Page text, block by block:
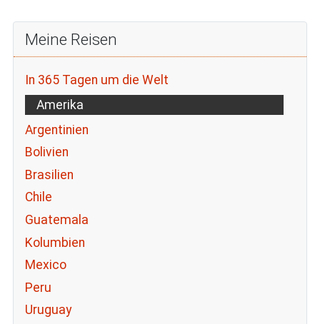
Meine Reisen
In 365 Tagen um die Welt
Amerika
Argentinien
Bolivien
Brasilien
Chile
Guatemala
Kolumbien
Mexico
Peru
Uruguay